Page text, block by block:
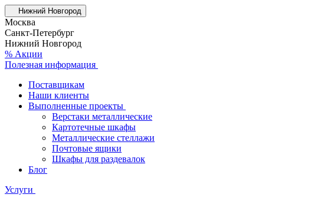
Нижний Новгород
Москва
Санкт-Петербург
Нижний Новгород
% Акции
Полезная информация
Поставщикам
Наши клиенты
Выполненные проекты
Верстаки металлические
Картотечные шкафы
Металлические стеллажи
Почтовые ящики
Шкафы для раздевалок
Блог
Услуги